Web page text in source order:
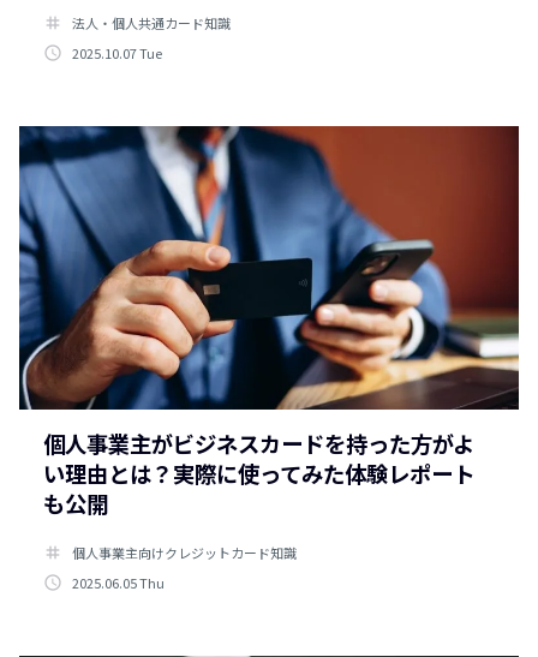
tag
法人・個人共通カード知識
access_time 2025.10.07 Tue
個人事業主がビジネスカードを持った方がよ
い理由とは？実際に使ってみた体験レポート
も公開
tag
個人事業主向けクレジットカード知識
access_time 2025.06.05 Thu